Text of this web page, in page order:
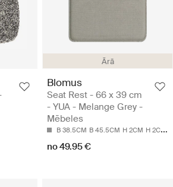
Ārā
Blomus
Seat Rest - 66 x 39 cm
- YUA - Melange Grey -
Mēbeles
B 38.5CM B 45.5CM H 2CM H 2CM
no 49.95 €